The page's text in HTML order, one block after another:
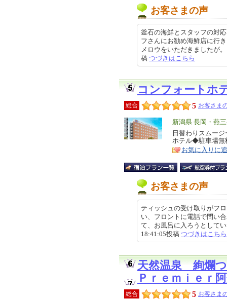
お客さまの声
釜石の海鮮とスタッフの対
フさんにお勧め海鮮店に行
メロウをいただきましたが
稿 つづきはこちら
コンフォートホ
総合 5 お客さま
エ
リ
ア
新潟県 長岡・燕
特
徴
日替わりスムー
ホテル◆駐車場無
お気に入りに
お客さまの声
ティッシュの受け取りがフ
い、フロントに電話で問い
て、お風呂に入ろうとして
18:41:05投稿 つづきはこちら
天然温泉 絢爛
Ｐｒｅｍｉｅｒ
総合 5 お客さま